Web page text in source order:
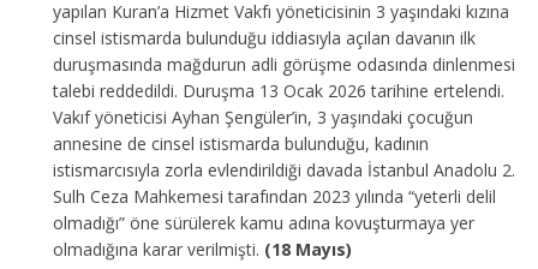
yapılan Kuran’a Hizmet Vakfı yöneticisinin 3 yaşındaki kızına
cinsel istismarda bulunduğu iddiasıyla açılan davanın ilk
duruşmasında mağdurun adli görüşme odasında dinlenmesi
talebi reddedildi. Duruşma 13 Ocak 2026 tarihine ertelendi.
Vakıf yöneticisi Ayhan Şengüler’in, 3 yaşındaki çocuğun
annesine de cinsel istismarda bulunduğu, kadının
istismarcısıyla zorla evlendirildiği davada İstanbul Anadolu 2.
Sulh Ceza Mahkemesi tarafından 2023 yılında “yeterli delil
olmadığı” öne sürülerek kamu adına kovuşturmaya yer
olmadığına karar verilmişti. (18 Mayıs)